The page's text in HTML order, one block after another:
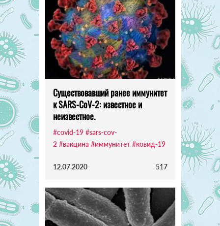
Существовавший ранее иммунитет
к SARS-CoV-2: известное и
неизвестное.
#covid-19 #sars-cov-
2 #вакцина #иммунитет #ковид-19
12.07.2020 517